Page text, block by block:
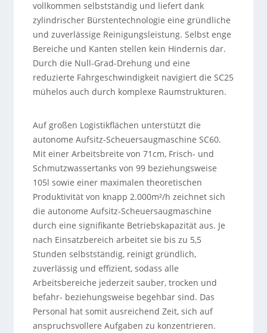
vollkommen selbstständig und liefert dank
zylindrischer Bürstentechnologie eine gründliche
und zuverlässige Reinigungsleistung. Selbst enge
Bereiche und Kanten stellen kein Hindernis dar.
Durch die Null-Grad-Drehung und eine
reduzierte Fahrgeschwindigkeit navigiert die SC25
mühelos auch durch komplexe Raumstrukturen.
Auf großen Logistikflächen unterstützt die
autonome Aufsitz-Scheuersaugmaschine SC60.
Mit einer Arbeitsbreite von 71cm, Frisch- und
Schmutzwassertanks von 99 beziehungsweise
105l sowie einer maximalen theoretischen
Produktivität von knapp 2.000m²/h zeichnet sich
die autonome Aufsitz-Scheuersaugmaschine
durch eine signifikante Betriebskapazität aus. Je
nach Einsatzbereich arbeitet sie bis zu 5,5
Stunden selbstständig, reinigt gründlich,
zuverlässig und effizient, sodass alle
Arbeitsbereiche jederzeit sauber, trocken und
befahr- beziehungsweise begehbar sind. Das
Personal hat somit ausreichend Zeit, sich auf
anspruchsvollere Aufgaben zu konzentrieren.